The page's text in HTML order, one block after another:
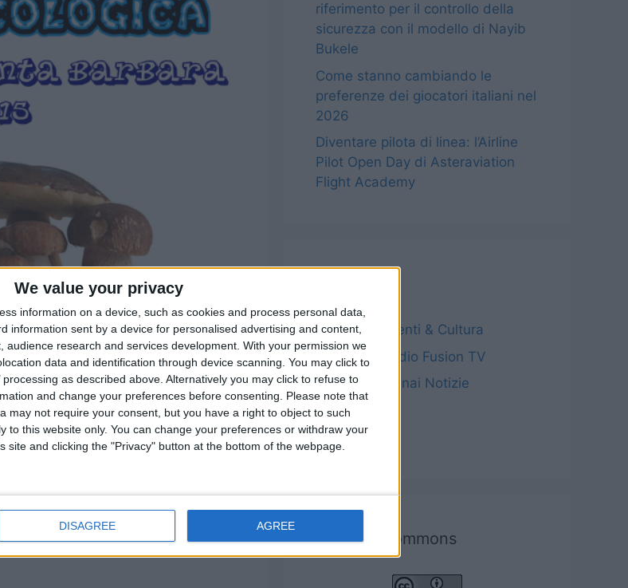
We value your privacy
information on a device, such as cookies and process personal data,
information sent by a device for personalised advertising and content,
research and services development. With your permission we
data and identification through device scanning. You may click to
as described above. Alternatively you may click to refuse to
and change your preferences before consenting.
Please note that
may not require your consent, but you have a right to object to such
to this website only. You can change your preferences or withdraw your
site and clicking the "Privacy" button at the bottom of the webpage.
DISAGREE AGREE
riferimento per il controllo della
sicurezza con il modello di Nayib
Bukele
Come stanno cambiando le
preferenze dei giocatori italiani nel
2026
Diventare pilota di linea: l’Airline
Pilot Open Day di Asteraviation
Flight Academy
Archivio – Eventi & Cultura
Archivio – Radio Fusion TV
Archivio – Sinnai Notizie
Notizie
Tecnologia
Creative commons